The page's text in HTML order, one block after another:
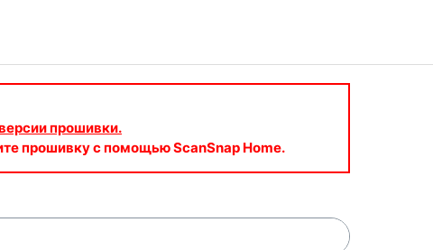
прошивки.
прошивку с помощью ScanSnap Home.